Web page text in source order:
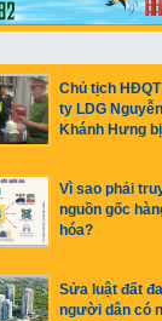
Chủ tịch
ty LDG Nguyễn
Khánh Hưng
Vì sao phải
nguồn gốc
hóa?
Sửa luật đất
người dân có